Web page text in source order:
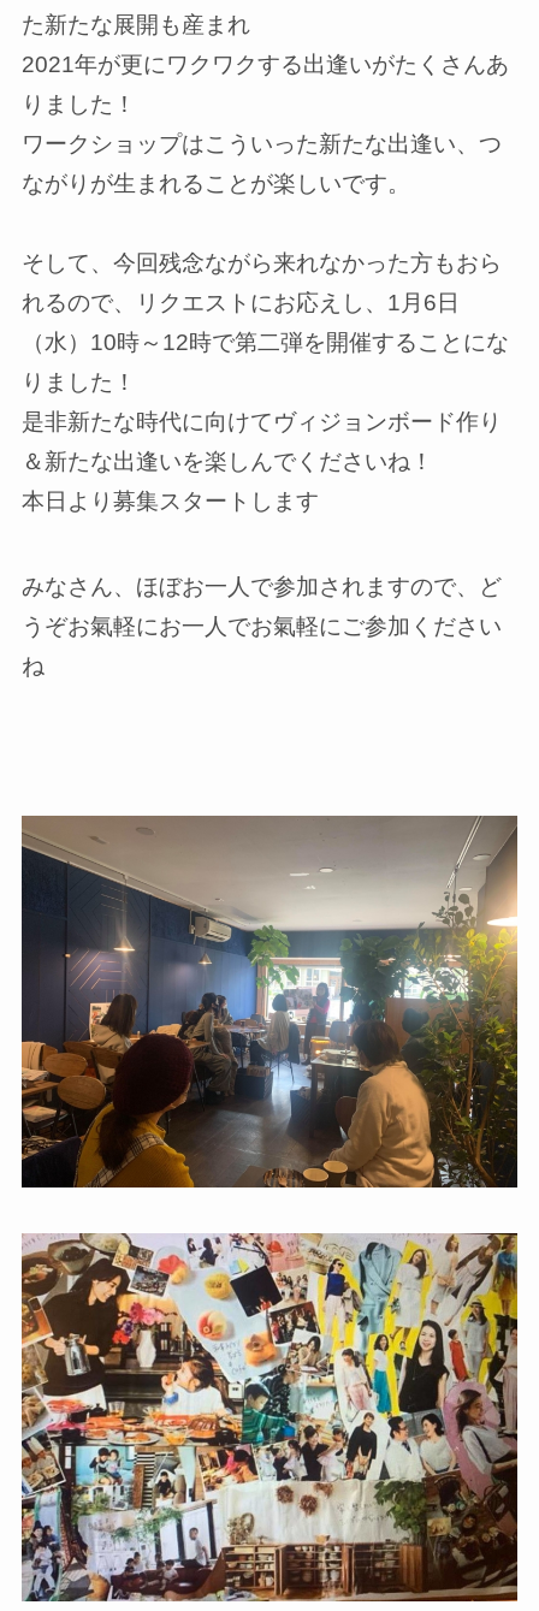
た新たな展開も産まれ
2021年が更にワクワクする出逢いがたくさんあ
りました！
ワークショップはこういった新たな出逢い、つ
ながりが生まれることが楽しいです。
そして、今回残念ながら来れなかった方もおら
れるので、リクエストにお応えし、1月6日
（水）10時～12時で第二弾を開催することにな
りました！
是非新たな時代に向けてヴィジョンボード作り
＆新たな出逢いを楽しんでくださいね！
本日より募集スタートします
みなさん、ほぼお一人で参加されますので、ど
うぞお氣軽にお一人でお氣軽にご参加ください
ね